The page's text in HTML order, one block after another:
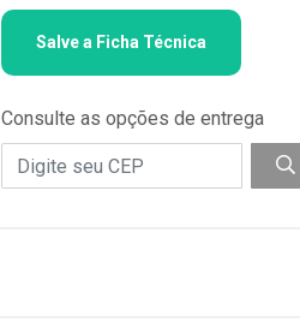
Salve a Ficha Técnica
Consulte as opções de entrega